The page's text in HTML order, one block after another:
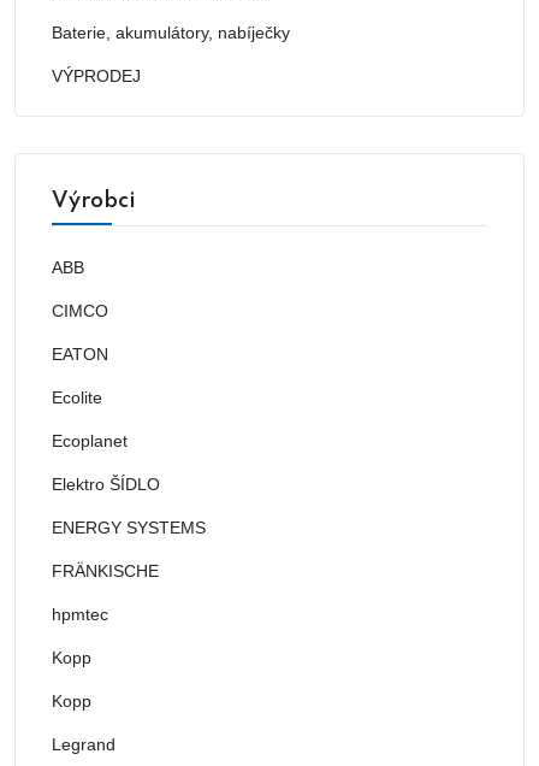
Baterie, akumulátory, nabíječky
VÝPRODEJ
Výrobci
ABB
CIMCO
EATON
Ecolite
Ecoplanet
Elektro ŠÍDLO
ENERGY SYSTEMS
FRÄNKISCHE
hpmtec
Kopp
Kopp
Legrand